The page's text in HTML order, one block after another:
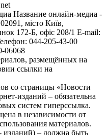
Название онлайн-медиа -
місто Київ,
172-Б, офіс 208/1 E-mail:
044-205-43-00
06068
размещённых на
ссылки на
со страницы «Новости
изданий – обязательна
систем гиперссылка.
в независимости от
материалов.
изданий) – должна быть